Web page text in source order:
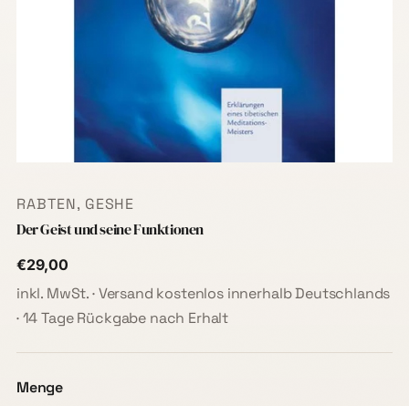
RABTEN, GESHE
Der Geist und seine Funktionen
€29,00
inkl. MwSt. · Versand kostenlos innerhalb Deutschlands
· 14 Tage Rückgabe nach Erhalt
Menge